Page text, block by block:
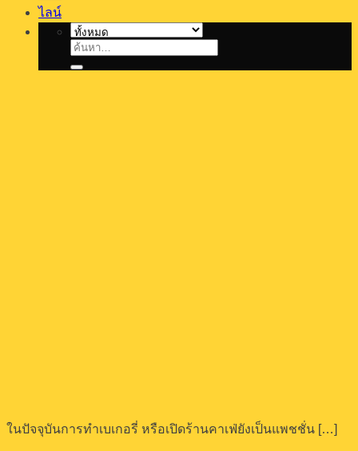
ไลน์
ค้นหา:
ในปัจจุบันการทำเบเกอรี่ หรือเปิดร้านคาเฟ่ยังเป็นแพชชั่น […]